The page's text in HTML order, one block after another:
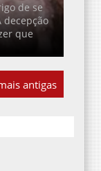
de se
decepção
que
antigas